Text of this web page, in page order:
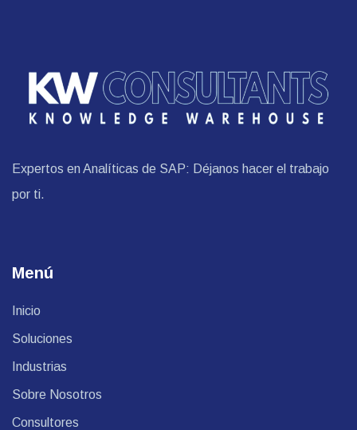
Expertos en Analíticas de SAP: Déjanos hacer el trabajo
por ti.
Menú
Inicio
Soluciones
Industrias
Sobre Nosotros
Consultores